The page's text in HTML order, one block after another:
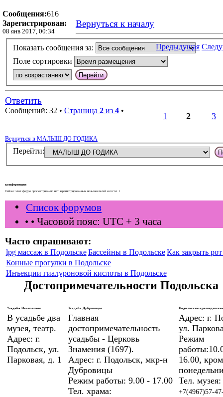
Сообщения:616
Зарегистрирован:
08 янв 2017, 00:34
Вернуться к началу
Предыдущая
Показать сообщения за:
Поле сортировки
Ответить
Сообщений: 32 • Страница 2 из 4 •
1 2 3
Вернуться в МАЛЫШ ДО ГОДИКА
Перейти:
конференции
Сейчас этот форум просматривают: нет зарегистрированных пользователей и гости: 1
Список форумов
• • Часовой пояс: UTC + 3 часа
Часто спрашивают:
lpg массаж в Подольске Бассейны в ПодольскеКак закрыть
Конные прогулки в Подольске
Инъекции гиалуроновой кислоты в Подольске
Достопримечательности Подольска
Усадьба Ивановское
В усадьбе два
музея, театр.
Адрес: г.
Подольск, ул.
Парковая, д. 1
Усадьба Дубровицы
Главная
достопримечательность
усадьбы - Церковь
Знамения (1697).
Адрес: г. Подольск, мкр-н
Дубровицы
Режим работы: 9.00 - 17.00
Тел. храма:
Подольский
Адрес: г.
ул.
Режим
16.00,
Тел. музея:
+7(4967)57-